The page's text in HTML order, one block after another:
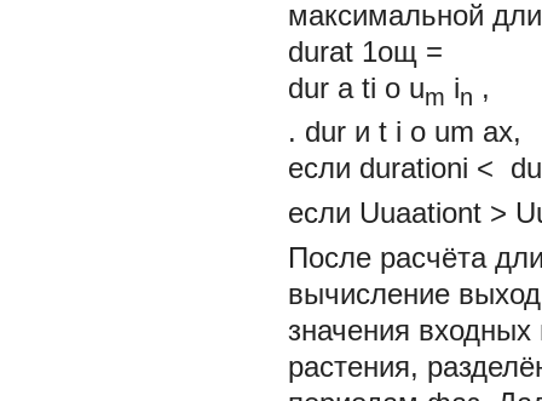
максимальной
durat 1ощ =
dur a ti о um in ,
. dur и t i о um ax,
если durationi <
если Uuaationt >
После расчёта
вычисление
значения входных
растения,